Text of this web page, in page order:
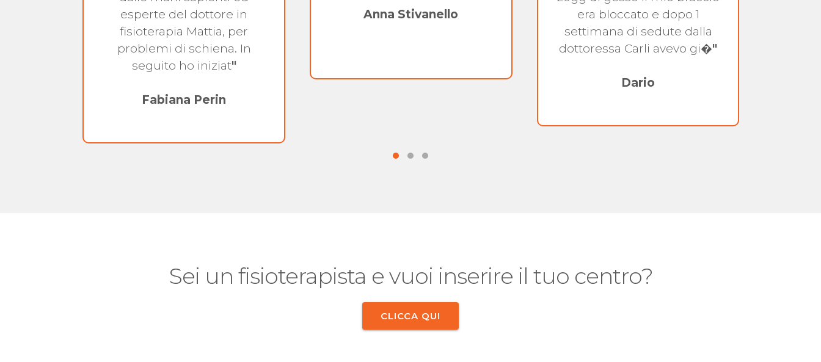
esperte del dottore in
fisioterapia Mattia, per
problemi di schiena. In
seguito ho iniziat"
Fabiana Perin
Anna Stivanello
era bloccato e dopo 1
settimana di sedute dalla
dottoressa Carli avevo gi�"
Dario
Sei un fisioterapista e vuoi inserire il tuo centro?
CLICCA QUI